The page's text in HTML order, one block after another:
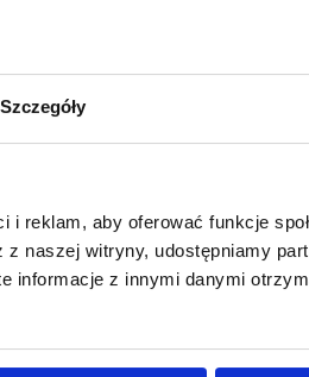
Szczegóły
reklam, aby oferować funkcje
naszej witryny, udostępniamy
informacje z innymi danymi
Odżywiający żel pod prysznic kokos i
morska YOPE zapas 800 ml
Cena z ostatnich 30 dni:33,99 zł